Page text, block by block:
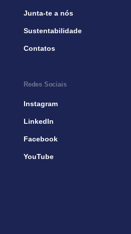
Junta-te a nós
Sustentabilidade
Contatos
Redes Sociais
Instagram
LinkedIn
Facebook
YouTube